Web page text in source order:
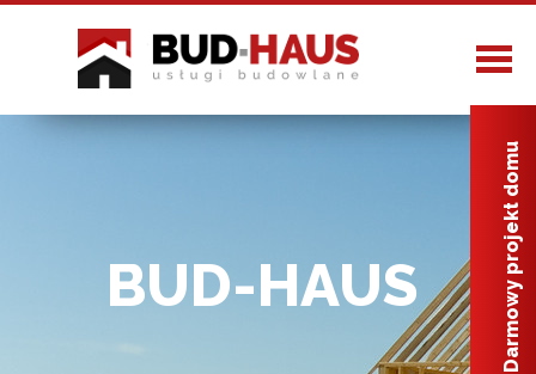
Darmowy projekt domu
Strona główna
Realizacje
Projekty
BUD-HAUS